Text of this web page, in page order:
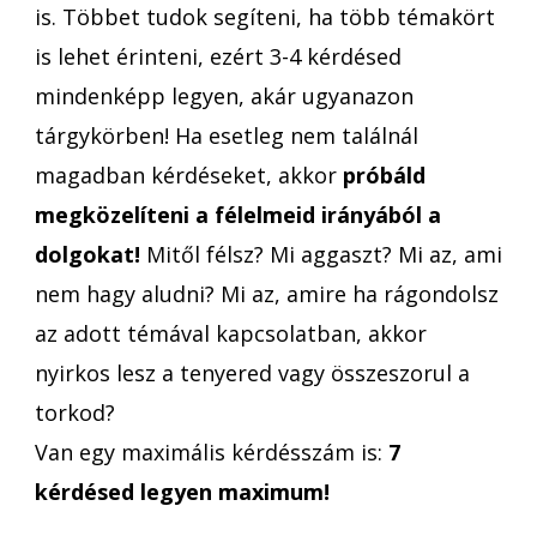
is. Többet tudok segíteni, ha több témakört
is lehet érinteni, ezért 3-4 kérdésed
mindenképp legyen, akár ugyanazon
tárgykörben! Ha esetleg nem találnál
magadban kérdéseket, akkor próbáld
megközelíteni a félelmeid irányából a
dolgokat! Mitől félsz? Mi aggaszt? Mi az, ami
nem hagy aludni? Mi az, amire ha rágondolsz
az adott témával kapcsolatban, akkor
nyirkos lesz a tenyered vagy összeszorul a
torkod?
Van egy maximális kérdésszám is: 7
kérdésed legyen maximum!